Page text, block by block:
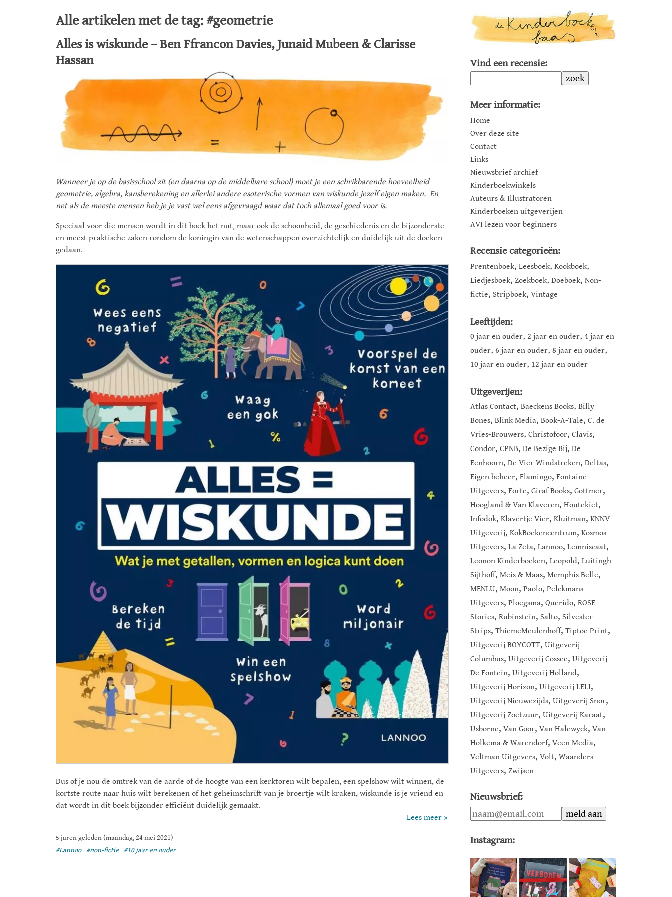
Alle artikelen met de tag: #geometrie
Alles is wiskunde – Ben Ffrancon Davies, Junaid Mubeen & Clarisse
Hassan
Wanneer je op de basisschool zit (en daarna op de middelbare school) moet je een schrikbarende hoeveelheid
geometrie, algebra, kansberekening en allerlei andere esoterische vormen van wiskunde jezelf eigen maken. En
net als de meeste mensen heb je je vast wel eens afgevraagd waar dat toch allemaal goed voor is.
Speciaal voor die mensen wordt in dit boek het nut, maar ook de schoonheid, de geschiedenis en de bijzonderste
en meest praktische zaken rondom de koningin van de wetenschappen overzichtelijk en duidelijk uit de doeken
gedaan.
Dus of je nou de omtrek van de aarde of de hoogte van een kerktoren wilt bepalen, een spelshow wilt winnen, de
kortste route naar huis wilt berekenen of het geheimschrift van je broertje wilt kraken, wiskunde is je vriend en
dat wordt in dit boek bijzonder efficiënt duidelijk gemaakt.
Lees meer »
5 jaren geleden (maandag, 24 mei 2021)
#Lannoo
#non-fictie #10 jaar en ouder
Vind een recensie:
zoek
Meer informatie:
Home
Over deze site
Contact
Links
Nieuwsbrief archief
Kinderboekwinkels
Auteurs & Illustratoren
Kinderboeken uitgeverijen
AVI lezen voor beginners
Recensie categorieën:
Prentenboek, Leesboek, Kookboek,
Liedjesboek, Zoekboek, Doeboek, Non-
fictie, Stripboek, Vintage
Leeftijden:
0 jaar en ouder, 2 jaar en ouder, 4 jaar en
ouder, 6 jaar en ouder, 8 jaar en ouder,
10 jaar en ouder, 12 jaar en ouder
Uitgeverijen:
Atlas Contact, Baeckens Books, Billy
Bones, Blink Media, Book-A-Tale, C. de
Vries-Brouwers, Christofoor, Clavis,
Condor, CPNB, De Bezige Bij, De
Eenhoorn, De Vier Windstreken, Deltas,
Eigen beheer, Flamingo, Fontaine
Uitgevers, Forte, Giraf Books, Gottmer,
Hoogland & Van Klaveren, Houtekiet,
Infodok, Klavertje Vier, Kluitman, KNNV
Uitgeverij, KokBoekencentrum, Kosmos
Uitgevers, La Zeta, Lannoo, Lemniscaat,
Leonon Kinderboeken, Leopold, Luitingh-
Sijthoff, Meis & Maas, Memphis Belle,
MENLU, Moon, Paolo, Pelckmans
Uitgevers, Ploegsma, Querido, ROSE
Stories, Rubinstein, Salto, Silvester
Strips, ThiemeMeulenhoff, Tiptoe Print,
Uitgeverij BOYCOTT, Uitgeverij
Columbus, Uitgeverij Cossee, Uitgeverij
De Fontein, Uitgeverij Holland,
Uitgeverij Horizon, Uitgeverij LELI,
Uitgeverij Nieuwezijds, Uitgeverij Snor,
Uitgeverij Zoetzuur, Uitgeverij Karaat,
Usborne, Van Goor, Van Halewyck, Van
Holkema & Warendorf, Veen Media,
Veltman Uitgevers, Volt, Waanders
Uitgevers, Zwijsen
Nieuwsbrief:
Instagram: